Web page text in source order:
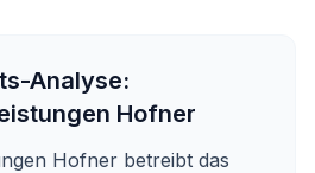
Analyse:
Hofner
Hofner betreibt das